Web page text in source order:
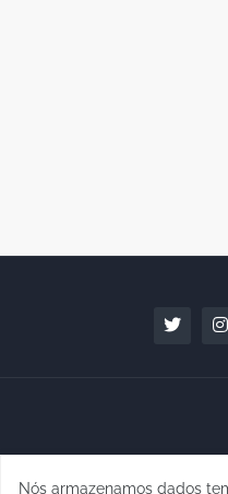
Nós armazenamos dados